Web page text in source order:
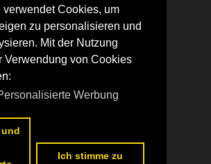
verwendet Cookies, um
zu personalisieren und
Mit der Nutzung
Verwendung von Cookies
Werbung
Ich stimme zu